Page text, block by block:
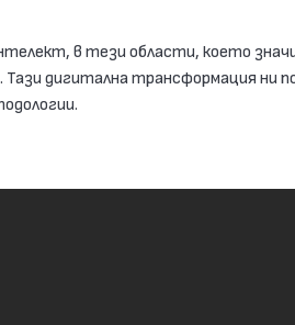
в тези области, което
дигитална трансформация ни